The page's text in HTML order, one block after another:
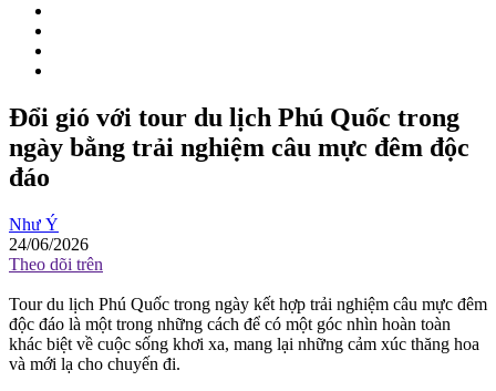
Đổi gió với tour du lịch Phú Quốc trong
ngày bằng trải nghiệm câu mực đêm độc
đáo
Như Ý
24/06/2026
Theo dõi trên
Tour du lịch Phú Quốc trong ngày kết hợp trải nghiệm câu mực đêm
độc đáo là một trong những cách để có một góc nhìn hoàn toàn
khác biệt về cuộc sống khơi xa, mang lại những cảm xúc thăng hoa
và mới lạ cho chuyến đi.